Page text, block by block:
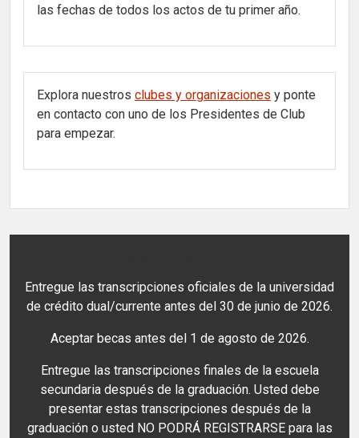
las fechas de todos los actos de tu primer año.
Explora nuestros clubes y organizaciones y ponte
en contacto con uno de los Presidentes de Club
para empezar.
Entregue las transcripciones oficiales de la universidad
de crédito dual/currente antes del 30 de junio de 2026.
Aceptar becas antes del 1 de agosto de 2026.
Entregue las transcripciones finales de la escuela
secundaria después de la graduación. Usted debe
presentar estas transcripciones después de la
graduación o usted NO PODRÁ REGISTRARSE para las